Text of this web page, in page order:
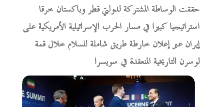
حققت الوساطة المشتركة لدولتي قطر وباكستان خرقا
استراتيجيا كبيرا في مسار الحرب الإسرائيلية الأمريكية على
إيران عبر إعلان خارطة طريق شاملة للسلام خلال قمة
لوسرن التاريخية المنعقدة في سويسرا